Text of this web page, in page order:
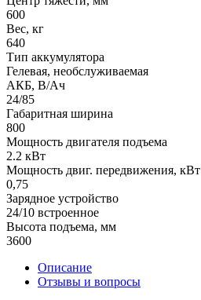
600
Вес, кг
640
Тип аккумулятора
Гелевая, необслуживаемая
АКБ, В/Ач
24/85
Габаритная ширина
800
Мощность двигателя подъема
2.2 кВт
Мощность двиг. передвижения, кВт
0,75
Зарядное устройство
24/10 встроенное
Высота подъема, мм
3600
Описание
Отзывы и вопросы